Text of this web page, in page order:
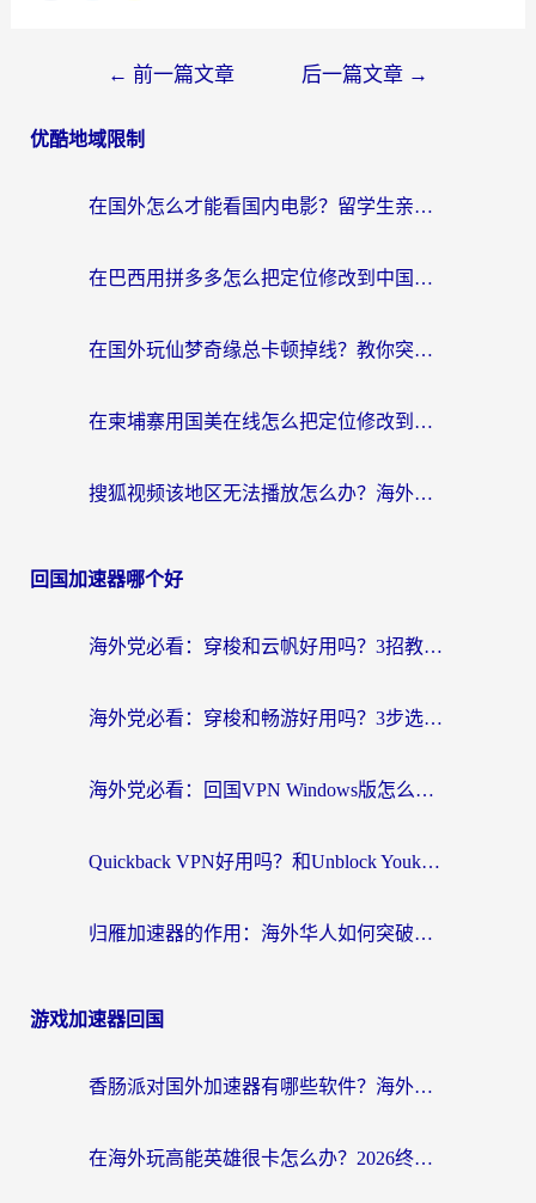
← 前一篇文章 后一篇文章 →
优酷地域限制
在国外怎么才能看国内电影？留学生亲测有效的地域限制突破指南
在巴西用拼多多怎么把定位修改到中国国内？3步解决海外党痛点，附芒果TV伊对可用攻略
在国外玩仙梦奇缘总卡顿掉线？教你突破限制+搞定追剧查诉讼的实用攻略
在柬埔寨用国美在线怎么把定位修改到中国国内？3个海外生活痛点一次解决
搜狐视频该地区无法播放怎么办？海外党亲测有效的回国加速指南
回国加速器哪个好
海外党必看：穿梭和云帆好用吗？3招教你选对回国加速器（附PTT翻墙+QuickbackFly2CN对比）
海外党必看：穿梭和畅游好用吗？3步选对回国加速器，无缝刷国内剧玩国服
海外党必看：回国VPN Windows版怎么选？3步找到最适合你的无缝访问方案
Quickback VPN好用吗？和Unblock YoukuVPN对比哪个回国效果更好？海外党无缝访问国内资源的实用指南
归雁加速器的作用：海外华人如何突破地域限制，无缝拥抱国内资源？
游戏加速器回国
香肠派对国外加速器有哪些软件？海外玩家国服畅玩终极指南（附实测推荐）
在海外玩高能英雄很卡怎么办？2026终极指南帮你告别延迟卡顿